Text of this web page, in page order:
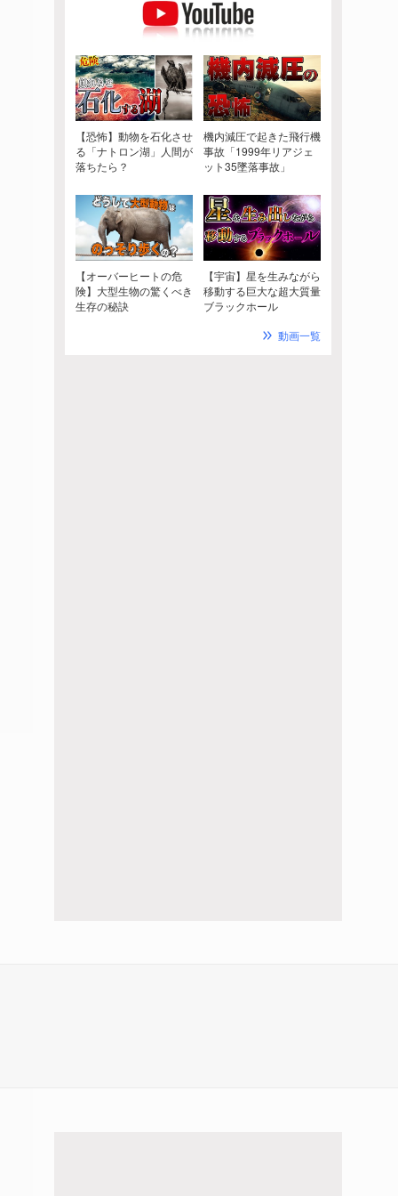
【恐怖】動物を石化させ
る「ナトロン湖」人間が
落ちたら？
機内減圧で起きた飛行機
事故「1999年リアジェ
ット35墜落事故」
【オーバーヒートの危
険】大型生物の驚くべき
生存の秘訣
【宇宙】星を生みながら
移動する巨大な超大質量
ブラックホール
動画一覧